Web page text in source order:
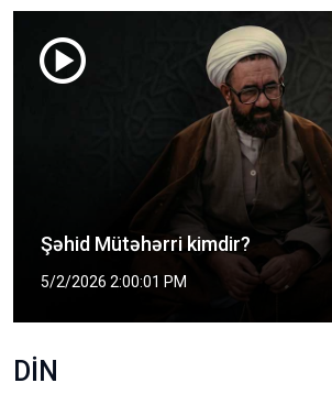
Şəhid Mütəhərri kimdir?
5/2/2026 2:00:01 PM
DİN